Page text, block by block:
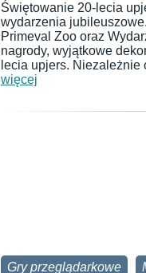
Świętowanie 20-lecia
wydarzenia
Primeval Zoo oraz
nagrody, wyjątkowe
lecia upjers.
więcej
Gry przeglądarkowe